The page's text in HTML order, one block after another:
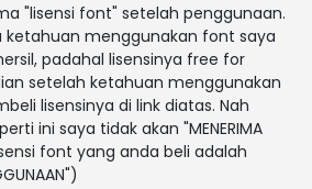
"lisensi font" setelah penggunaan.
ketahuan menggunakan font saya
padahal lisensinya free for
setelah ketahuan menggunakan
lisensinya di link diatas. Nah
ini saya tidak akan "MENERIMA
font yang anda beli adalah